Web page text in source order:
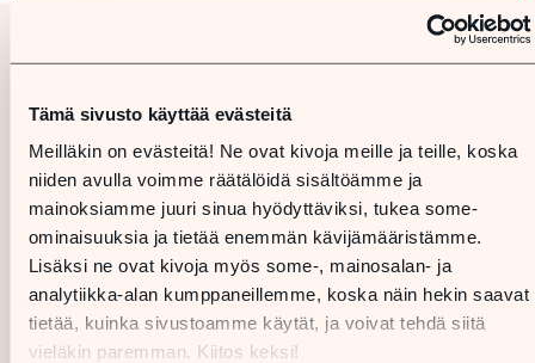
Tämä sivusto käyttää evästeitä
Meilläkin on evästeitä! Ne ovat kivoja meille ja teille, koska
niiden avulla voimme räätälöidä sisältöämme ja
mainoksiamme juuri sinua hyödyttäviksi, tukea some-
ominaisuuksia ja tietää enemmän kävijämääristämme.
Lisäksi ne ovat kivoja myös some-, mainosalan- ja
analytiikka-alan kumppaneillemme, koska näin hekin saavat
tietää, kuinka sivustoamme käytät, ja voivat tehdä siitä
vieläkin paremman. Kiitos keksi!